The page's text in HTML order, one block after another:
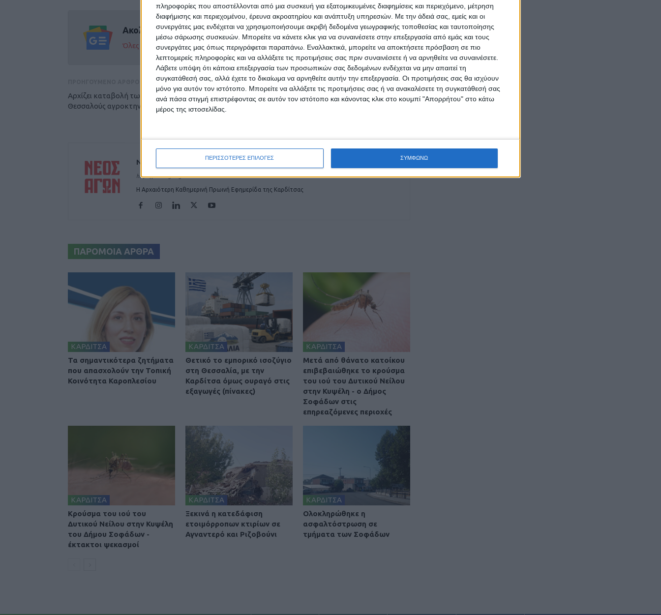
πληροφορίες που αποστέλλονται από μια συσκευή για εξατομικευμένες διαφημίσεις και περιεχόμενο, μέτρηση
διαφήμισης και περιεχομένου, έρευνα ακροατηρίου και ανάπτυξη υπηρεσιών. Με την άδειά σας, εμείς και οι
συνεργάτες μας ενδέχεται να χρησιμοποιήσουμε ακριβή δεδομένα γεωγραφικής τοποθεσίας και ταυτοποίησης
μέσω σάρωσης συσκευών. Μπορείτε να κάνετε κλικ για να συναινέσετε στην επεξεργασία από εμάς και τους
συνεργάτες μας όπως περιγράφεται παραπάνω. Εναλλακτικά, μπορείτε να αποκτήσετε πρόσβαση σε πιο
λεπτομερείς πληροφορίες και να αλλάξετε τις προτιμήσεις σας πριν συναινέσετε ή να αρνηθείτε να συναινέσετε.
Λάβετε υπόψη ότι κάποια επεξεργασία των προσωπικών σας δεδομένων ενδέχεται να μην απαιτεί τη
συγκατάθεσή σας, αλλά έχετε το δικαίωμα να αρνηθείτε αυτήν την επεξεργασία. Οι προτιμήσεις σας θα ισχύουν
μόνο για αυτόν τον ιστότοπο. Μπορείτε να αλλάξετε τις προτιμήσεις σας ή να ανακαλέσετε τη συγκατάθεσή σας
ανά πάσα στιγμή επιστρέφοντας σε αυτόν τον ιστότοπο και κάνοντας κλικ στο κουμπί "Απορρήτου" στο κάτω
μέρος της ιστοσελίδας.
ΠΕΡΙΣΣΟΤΕΡΕΣ ΕΠΙΛΟΓΕΣ ΣΥΜΦΩΝΩ
Ακολούθησε την εφημερίδα ΝΕΟΣ ΑΓΩΝ στο Google News!
Όλες οι εξελίξεις στην περιοχή της Καρδίτσας και ευρύτερα της Θεσσαλίας
Αρχίζει καταβολή των αποζημιώσεων στους
Θεσσαλούς αγροκτηνοτρόφους
ΕΠΟΜΕΝΟ ΑΡΘΡΟ
Μητσοτάκης στο Politico: Η Ελλάδα θα
ΝΕΟΣ ΑΓΩΝ
https://neosagon.gr
Η Αρχαιότερη Καθημερινή Πρωινή Εφημερίδα της Καρδίτσας
ΠΑΡΟΜΟΙΑ ΑΡΘΡΑ
ΚΑΡΔΙΤΣΑ
Τα σημαντικότερα ζητήματα
που απασχολούν την Τοπική
Κοινότητα Καροπλεσίου
ΚΑΡΔΙΤΣΑ
Θετικό το εμπορικό ισοζύγιο
στη Θεσσαλία, με την
Καρδίτσα όμως ουραγό στις
εξαγωγές (πίνακες)
ΚΑΡΔΙΤΣΑ
Μετά από θάνατο κατοίκου
επιβεβαιώθηκε το κρούσμα
του ιού του Δυτικού Νείλου
στην Κυψέλη - ο Δήμος
Σοφάδων στις
επηρεαζόμενες περιοχές
ΚΑΡΔΙΤΣΑ
Κρούσμα του ιού του
Δυτικού Νείλου στην Κυψέλη
του Δήμου Σοφάδων -
έκτακτοι ψεκασμοί
ΚΑΡΔΙΤΣΑ
Ξεκινά η κατεδάφιση
ετοιμόρροπων κτιρίων σε
Αγναντερό και Ριζοβούνι
ΚΑΡΔΙΤΣΑ
Ολοκληρώθηκε η
ασφαλτόστρωση σε
τμήματα των Σοφάδων